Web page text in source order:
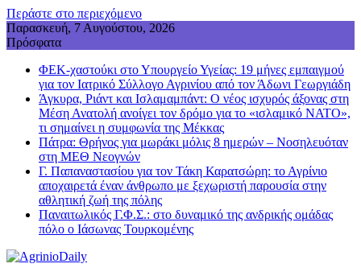
Περάστε στο περιεχόμενο
Παρασκευή, 7 Αυγούστου, 2026
Πρόσφατα
ΦΕΚ-χαστούκι στο Υπουργείο Υγείας: 19 μήνες εμπαιγμού
για τον Ιατρικό Σύλλογο Αγρινίου από τον Άδωνι Γεωργιάδη
Άγκυρα, Ριάντ και Ισλαμαμπάντ: Ο νέος ισχυρός άξονας στη
Μέση Ανατολή ανοίγει τον δρόμο για το «ισλαμικό ΝΑΤΟ»,
τι σημαίνει η συμφωνία της Μέκκας
Πάτρα: Θρήνος για μωράκι μόλις 8 ημερών – Νοσηλευόταν
στη ΜΕΘ Νεογνών
Γ. Παπαναστασίου για τον Τάκη Καρατσώρη: το Αγρίνιο
αποχαιρετά έναν άνθρωπο με ξεχωριστή παρουσία στην
αθλητική ζωή της πόλης
Παναιτωλικός Γ.Φ.Σ.: στο δυναμικό της ανδρικής ομάδας
πόλο ο Ιάσωνας Τουρκομένης